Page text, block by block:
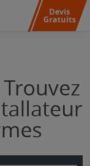
Devis
Gratuits